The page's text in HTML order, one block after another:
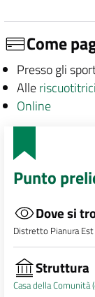
Come
Presso gli
Alle
Online
Punto
Dove si
Distretto Pianura Est
Struttura
Casa della Comunità